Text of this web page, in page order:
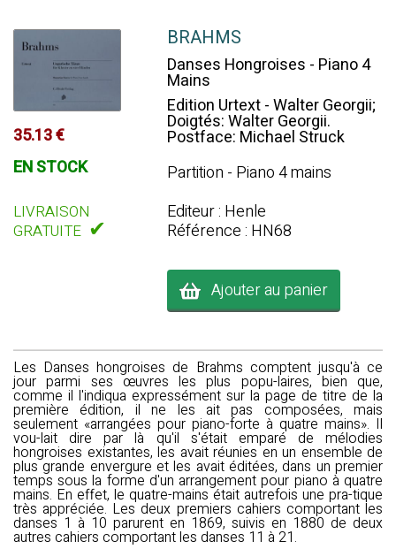
35.13 €
EN STOCK
LIVRAISON
GRATUITE ✔
BRAHMS
Danses Hongroises - Piano 4
Mains
Edition Urtext - Walter Georgii;
Doigtés: Walter Georgii.
Postface: Michael Struck
Partition - Piano 4 mains
Editeur : Henle
Référence : HN68
Ajouter au panier
Les Danses hongroises de Brahms comptent jusqu'à ce
jour parmi ses œuvres les plus popu-laires, bien que,
comme il l'indiqua expressément sur la page de titre de la
première édition, il ne les ait pas composées, mais
seulement «arrangées pour piano-forte à quatre mains». Il
vou-lait dire par là qu'il s'était emparé de mélodies
hongroises existantes, les avait réunies en un ensemble de
plus grande envergure et les avait éditées, dans un premier
temps sous la forme d'un arrangement pour piano à quatre
mains. En effet, le quatre-mains était autrefois une pra-tique
très appréciée. Les deux premiers cahiers comportant les
danses 1 à 10 parurent en 1869, suivis en 1880 de deux
autres cahiers comportant les danses 11 à 21.